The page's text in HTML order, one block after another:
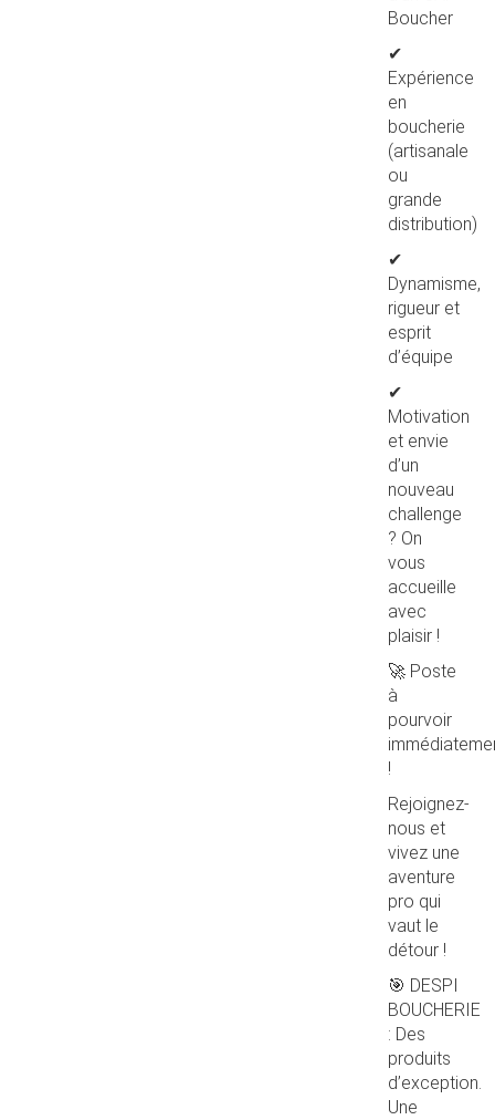
Boucher
✔
Expérience
en
boucherie
(artisanale
ou
grande
distribution)
✔
Dynamisme,
rigueur et
esprit
d’équipe
✔
Motivation
et envie
d’un
nouveau
challenge
? On
vous
accueille
avec
plaisir !
🚀 Poste
à
pourvoir
!
Rejoignez-
nous et
vivez une
aventure
pro qui
vaut le
détour !
🎯 DESPI
BOUCHERIE
: Des
produits
d’exception.
Une